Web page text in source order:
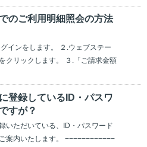
のご利用明細照会の方法
インをします。 ２.ウェブステー
クリックします。 ３.「ご請求金額
登録しているID・パスワ
すが？
いただいている、ID・パスワード
案内いたします。 −−−−−−−−−−−−